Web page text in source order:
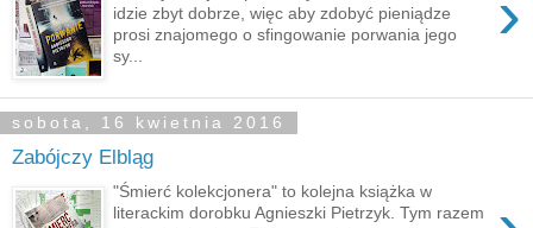
idzie zbyt dobrze, więc aby zdobyć pieniądze
prosi znajomego o sfingowanie porwania jego
sy...
sobota, 16 kwietnia 2016
Zabójczy Elbląg
"Śmierć kolekcjonera" to kolejna książka w
literackim dorobku Agnieszki Pietrzyk. Tym razem